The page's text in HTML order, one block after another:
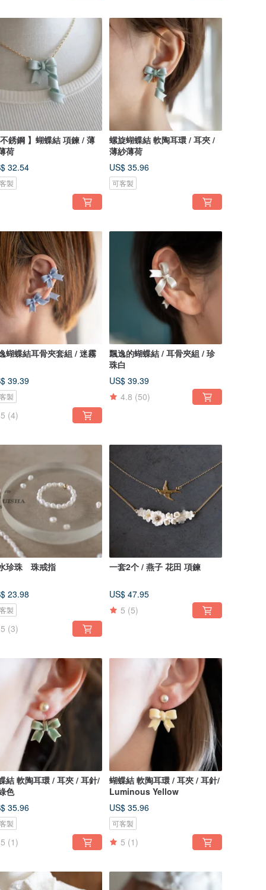
不銹鋼 】蝴蝶結 項鍊 / 薄
荷
32.54
製
螺旋蝴蝶結 軟陶耳環 / 耳夾 /
薄紗薄荷
US$ 35.96
可客製
蝴蝶結耳骨夾套組 / 迷霧
39.39
製
5 (4)
飄逸的蝴蝶結 / 耳骨夾組 / 珍
珠白
US$ 39.39
4.8 (50)
珍珠 珠戒指
23.98
製
5 (3)
一套2个 / 燕子 花田 項鍊
US$ 47.95
5 (5)
結 軟陶耳環 / 耳夾 / 耳針/
色
35.96
製
5 (1)
蝴蝶結 軟陶耳環 / 耳夾 / 耳針/
Luminous Yellow
US$ 35.96
可客製
5 (1)